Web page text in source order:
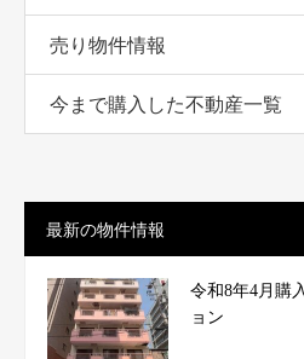
売り物件情報
今まで購入した不動産一覧
最新の物件情報
令和8年4月
ョン